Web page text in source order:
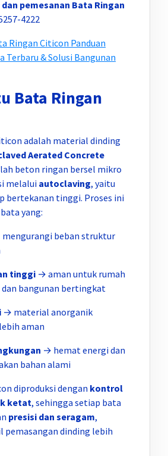
pemesanan Bata Ringan
4222
Ringan Citicon Panduan
Terbaru & Solusi Bangunan
Bata Ringan
adalah material dinding
Aerated Concrete
beton ringan bersel mikro
melalui autoclaving, yaitu
bertekanan tinggi. Proses ini
yang:
beban struktur
tinggi → aman untuk rumah
dan bangunan bertingkat
→ material anorganik
aman
→ hemat energi dan
bahan alami
diproduksi dengan kontrol
ketat, sehingga setiap bata
presisi dan seragam,
pemasangan dinding lebih